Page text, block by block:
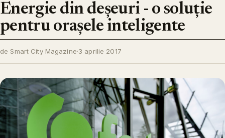
Energie din deșeuri - o soluție
pentru orașele inteligente
de Smart City Magazine·3 aprilie 2017